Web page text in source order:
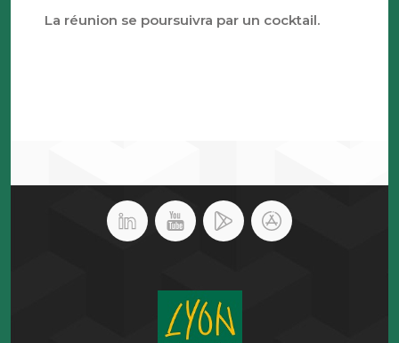
La réunion se poursuivra par un cocktail.